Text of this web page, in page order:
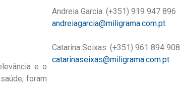
e o
foram
Andreia Garcia: (+351) 919 947 896
andreiagarcia@miligrama.com.pt
Catarina Seixas: (+351) 961 894 908
catarinaseixas@miligrama.com.pt